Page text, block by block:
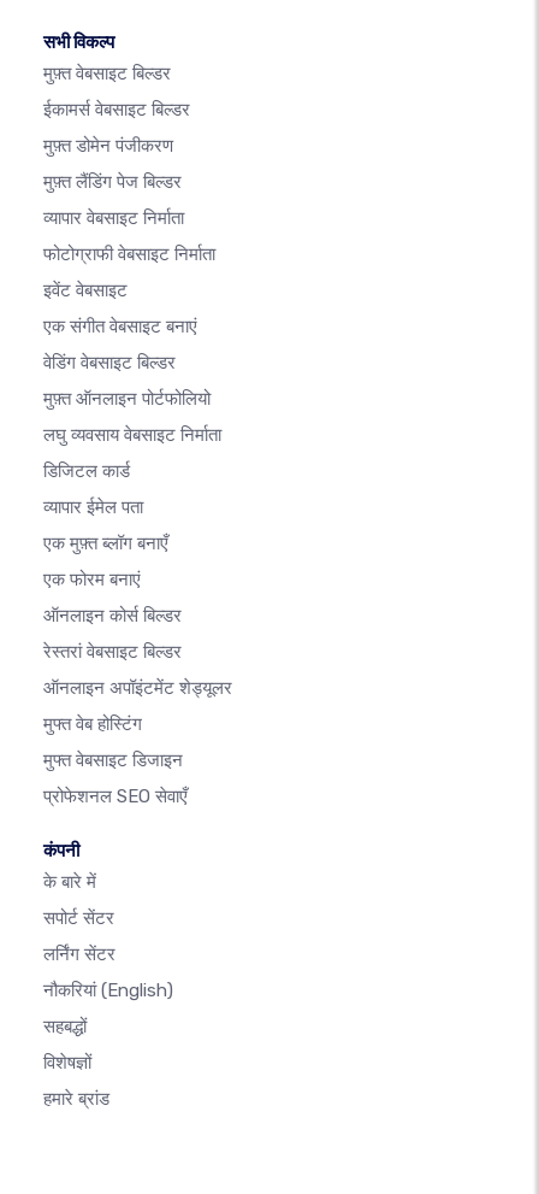
सभी विकल्प
मुफ़्त वेबसाइट बिल्डर
ईकामर्स वेबसाइट बिल्डर
मुफ़्त डोमेन पंजीकरण
मुफ़्त लैंडिंग पेज बिल्डर
व्यापार वेबसाइट निर्माता
फोटोग्राफी वेबसाइट निर्माता
इवेंट वेबसाइट
एक संगीत वेबसाइट बनाएं
वेडिंग वेबसाइट बिल्डर
मुफ़्त ऑनलाइन पोर्टफोलियो
लघु व्यवसाय वेबसाइट निर्माता
डिजिटल कार्ड
व्यापार ईमेल पता
एक मुफ़्त ब्लॉग बनाएँ
एक फोरम बनाएं
ऑनलाइन कोर्स बिल्डर
रेस्तरां वेबसाइट बिल्डर
ऑनलाइन अपॉइंटमेंट शेड्यूलर
मुफ्त वेब होस्टिंग
मुफ्त वेबसाइट डिजाइन
प्रोफेशनल SEO सेवाएँ
कंपनी
के बारे में
सपोर्ट सेंटर
लर्निंग सेंटर
नौकरियां(English)
सहबद्धों
विशेषज्ञों
हमारे ब्रांड